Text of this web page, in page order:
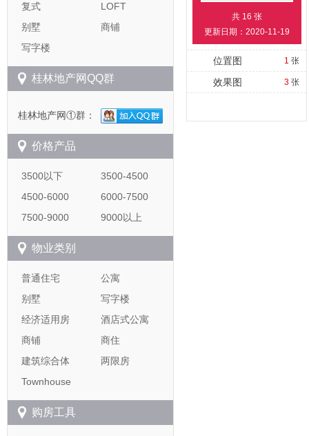
复式
LOFT
别墅
商铺
写字楼
桂林地产网QQ群
桂林地产网①群：
价格产品
3500以下
3500-4500
4500-6000
6000-7500
7500-9000
9000以上
物业类别
普通住宅
公寓
别墅
写字楼
经济适用房
酒店式公寓
商铺
商住
建筑综合体
两限房
Townhouse
购房工具
共 16 张
更新日期：2020-11-19
1 张
位置图
3 张
效果图